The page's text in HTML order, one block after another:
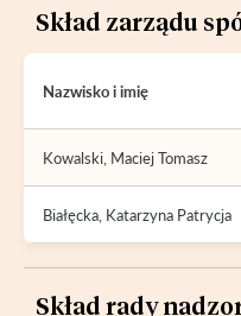
Skład zarządu
Nazwisko i imię
Kowalski, Maciej Tomasz
Białęcka, Katarzyna Patrycja
Skład rady